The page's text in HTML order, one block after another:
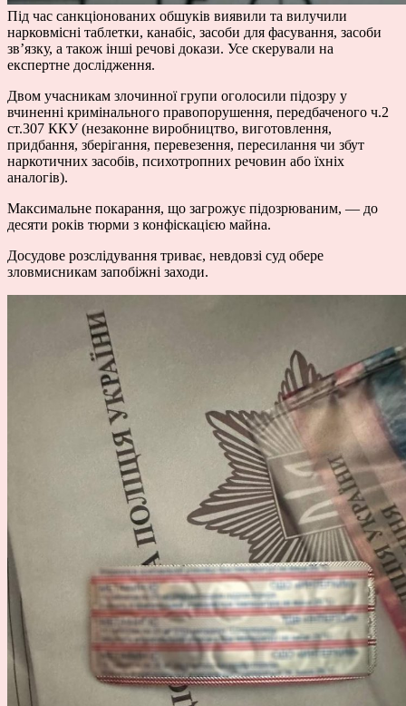
Під час санкціонованих обшуків виявили та вилучили
нарковмісні таблетки, канабіс, засоби для фасування, засоби
зв’язку, а також інші речові докази. Усе скерували на
експертне дослідження.
Двом учасникам злочинної групи оголосили підозру у
вчиненні кримінального правопорушення, передбаченого ч.2
ст.307 ККУ (незаконне виробництво, виготовлення,
придбання, зберігання, перевезення, пересилання чи збут
наркотичних засобів, психотропних речовин або їхніх
аналогів).
Максимальне покарання, що загрожує підозрюваним, — до
десяти років тюрми з конфіскацією майна.
Досудове розслідування триває, невдовзі суд обере
зловмисникам запобіжні заходи.